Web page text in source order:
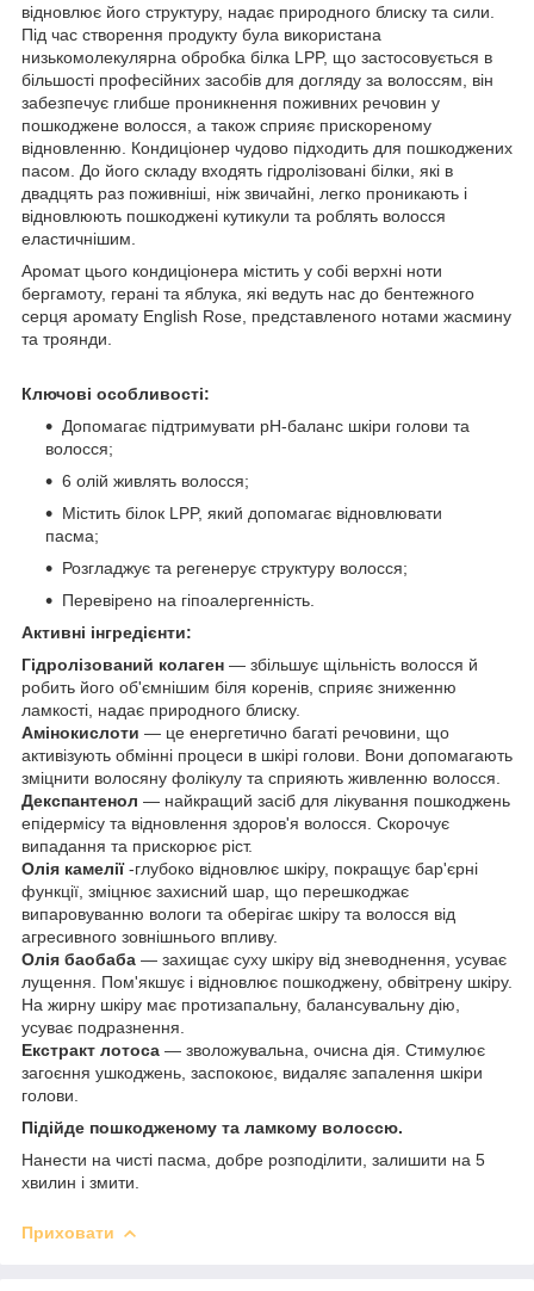
відновлює його структуру, надає природного блиску та сили.
Під час створення продукту була використана
низькомолекулярна обробка білка LPP, що застосовується в
більшості професійних засобів для догляду за волоссям, він
забезпечує глибше проникнення поживних речовин у
пошкоджене волосся, а також сприяє прискореному
відновленню. Кондиціонер чудово підходить для пошкоджених
пасом. До його складу входять гідролізовані білки, які в
двадцять раз поживніші, ніж звичайні, легко проникають і
відновлюють пошкоджені кутикули та роблять волосся
еластичнішим.
Аромат цього кондиціонера містить у собі верхні ноти
бергамоту, герані та яблука, які ведуть нас до бентежного
серця аромату English Rose, представленого нотами жасмину
та троянди.
Ключові особливості:
Допомагає підтримувати pH-баланс шкіри голови та
волосся;
6 олій живлять волосся;
Містить білок LPP, який допомагає відновлювати
пасма;
Розгладжує та регенерує структуру волосся;
Перевірено на гіпоалергенність.
Активні інгредієнти:
Гідролізований колаген — збільшує щільність волосся й
робить його об'ємнішим біля коренів, сприяє зниженню
ламкості, надає природного блиску.
Амінокислоти — це енергетично багаті речовини, що
активізують обмінні процеси в шкірі голови. Вони допомагають
зміцнити волосяну фолікулу та сприяють живленню волосся.
Декспантенол — найкращий засіб для лікування пошкоджень
епідермісу та відновлення здоров'я волосся. Скорочує
випадання та прискорює ріст.
Олія камелії-глубоко відновлює шкіру, покращує бар'єрні
функції, зміцнює захисний шар, що перешкоджає
випаровуванню вологи та оберігає шкіру та волосся від
агресивного зовнішнього впливу.
Олія баобаба — захищає суху шкіру від зневоднення, усуває
лущення. Пом'якшує і відновлює пошкоджену, обвітрену шкіру.
На жирну шкіру має протизапальну, балансувальну дію,
усуває подразнення.
Екстракт лотоса — зволожувальна, очисна дія. Стимулює
загоєння ушкоджень, заспокоює, видаляє запалення шкіри
голови.
Підійде пошкодженому та ламкому волоссю.
Нанести на чисті пасма, добре розподілити, залишити на 5
хвилин і змити.
Приховати